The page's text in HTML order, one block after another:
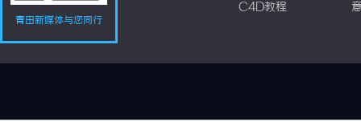
青田新媒体与您同行
C4D教程